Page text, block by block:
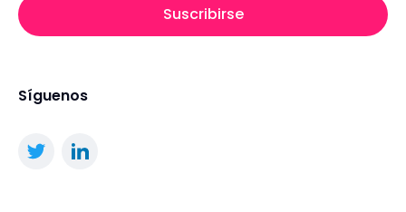
Suscribirse
Síguenos